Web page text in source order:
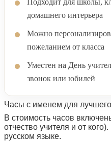
домашнего интерьера
Можно
пожеланием от класса
Уместен на День
звонок или юбилей
Часы с именем для
В стоимость часов
отчество учителя и от
русском языке.